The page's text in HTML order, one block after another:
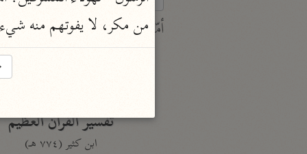
characters for results.
أمّهات
جامع البيان
تفسير القرآن العظيم
ابن كثير (٧٧٤ هـ)
من مكر، لا يفوتهم منه